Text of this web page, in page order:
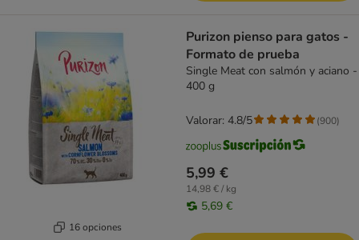
16 opciones
Purizon pienso para gatos -
Formato de prueba
Single Meat con salmón y aciano -
400 g
5,99 €
14,98 € / kg
5,69 €
Valorar: 4.8/5 (900)